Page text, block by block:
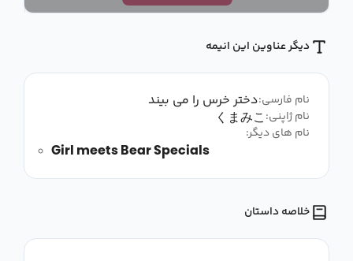
دیگر عناوین این انیمه
نام فارسی:دختر خرس را می بیند
نام ژاپنی:くまみこ
نام های دیگر:
Girl meets Bear Specials
خلاصه داستان